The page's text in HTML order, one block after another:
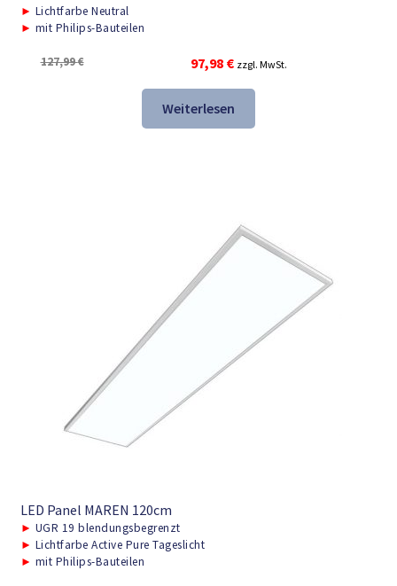
► Lichtfarbe Neutral
► mit Philips-Bauteilen
127,99€
Ursprünglicher
Preis
war:
127,99 €
97,98 €Aktueller
Preis
ist:
97,98 €.
zzgl. MwSt.
Weiterlesen
LED Panel MAREN 120cm
► UGR 19 blendungsbegrenzt
► Lichtfarbe Active Pure Tageslicht
► mit Philips-Bauteilen